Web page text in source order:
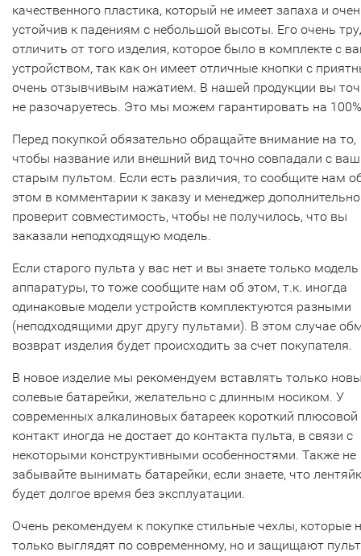
качественного пластика, который не имеет запаха и
устойчив к падениям с небольшой высоты. Его очень
отличить от того изделия, которое было в комплекте с
устройством, так как он имеет отличные кнопки с
очень отзывчивым нажатием. В нашей продукции вы
не разочаруетесь. Это мы можем гарантировать на
Перед покупкой обязательно обращайте внимание на то,
чтобы название или внешний вид точно совпадали с
старым пультом. Если есть различия, то сообщите нам
этом в комментарии к заказу и менеджер дополнительно
проверит совместимость, чтобы не получилось, что вы
заказали неподходящую модель.
Если старого пульта у вас нет и вы знаете только модель
аппаратуры, то тоже сообщите нам об этом, т.к. иногда
одинаковые модели устройств комплектуются разными
(неподходящими друг другу пультами). В этом случае
возврат изделия будет происходить за счет покупателя.
В новое изделие мы рекомендуем вставлять только
солевые батарейки, желательно с длинным носиком. У
современных алкалиновых батареек короткий плюсовой
контакт иногда не достает до контакта пульта, в связи с
некоторыми конструктивными особенностями. Также не
забывайте вынимать батарейки, если знаете, что
будет долгое время без эксплуатации.
Очень рекомендуем к покупке стильные чехлы, которые
только выглядят по современному, но и защищают